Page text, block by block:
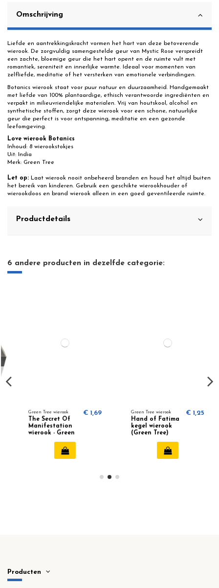
Omschrijving
Liefde en aantrekkingskracht vormen het hart van deze betoverende
wierook. De zorgvuldig samengestelde geur van Mystic Rose verspreidt
een zachte, bloemige geur die het hart opent en de ruimte vult met
romantiek, sereniteit en innerlijke warmte. Ideaal voor momenten van
zelfliefde, meditatie of het versterken van emotionele verbindingen.
Botanics wierook staat voor puur natuur en duurzaamheid. Handgemaakt
met liefde van 100% plantaardige, ethisch verantwoorde ingrediënten en
verpakt in milieuvriendelijke materialen. Vrij van houtskool, alcohol en
synthetische stoffen, zorgt deze wierook voor een schone, natuurlijke
geur die perfect is voor ontspanning, meditatie en een gezonde
leefomgeving.
Love wierook Botanics
Inhoud: 8 wierookstokjes
Uit: India
Merk: Green Tree
Let op: Laat wierook nooit onbeheerd branden en houd het altijd buiten
het bereik van kinderen. Gebruik een geschikte wierookhouder of
wierookdoos en brand wierook alleen in een goed geventileerde ruimte.
Productdetails
6 andere producten in dezelfde categorie:
Green Tree wierook
The Secret Of
Manifestation
wierook - Green
€ 1,69 Green Tree wierook
Hand of Fatima
kegel wierook
(Green Tree)
€ 1,25
Producten